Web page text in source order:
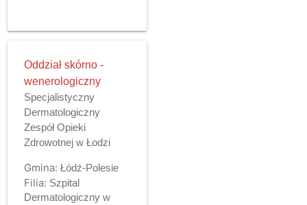
Oddział skórno -
wenerologiczny
Specjalistyczny
Dermatologiczny
Zespół Opieki
Zdrowotnej w Łodzi
Gmina: Łódź-Polesie
Filia: Szpital
Dermatologiczny w